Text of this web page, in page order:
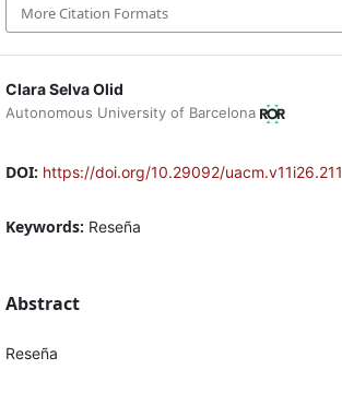
Clara Selva Olid
Autonomous University of Barcelona
DOI: https://doi.org/10.29092/uacm.v11i26.211
Keywords: Reseña
Abstract
Reseña
More Citation Formats